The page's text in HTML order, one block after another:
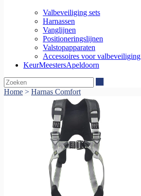
Valbeveiliging sets
Harnassen
Vanglijnen
Positioneringslijnen
Valstopapparaten
Accessoires voor valbeveiliging
KeurMeestersApeldoorn
Home > Harnas Comfort